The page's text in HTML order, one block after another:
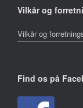
Vilkår og
Vilkår og
Find os på